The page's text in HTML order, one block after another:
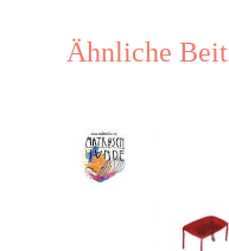
Ähnliche